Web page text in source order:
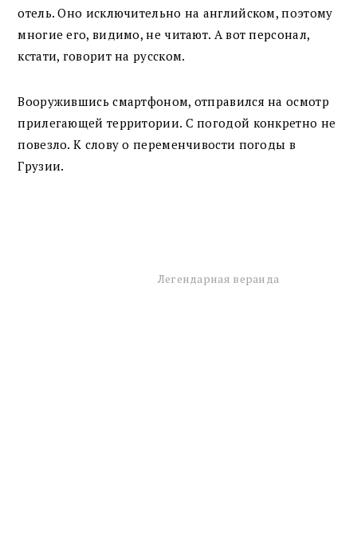
отель. Оно исключительно на английском, поэтому
многие его, видимо, не читают. А вот персонал,
кстати, говорит на русском.
Вооружившись смартфоном, отправился на осмотр
прилегающей территории. С погодой конкретно не
повезло. К слову о переменчивости погоды в
Грузии.
Легендарная веранда